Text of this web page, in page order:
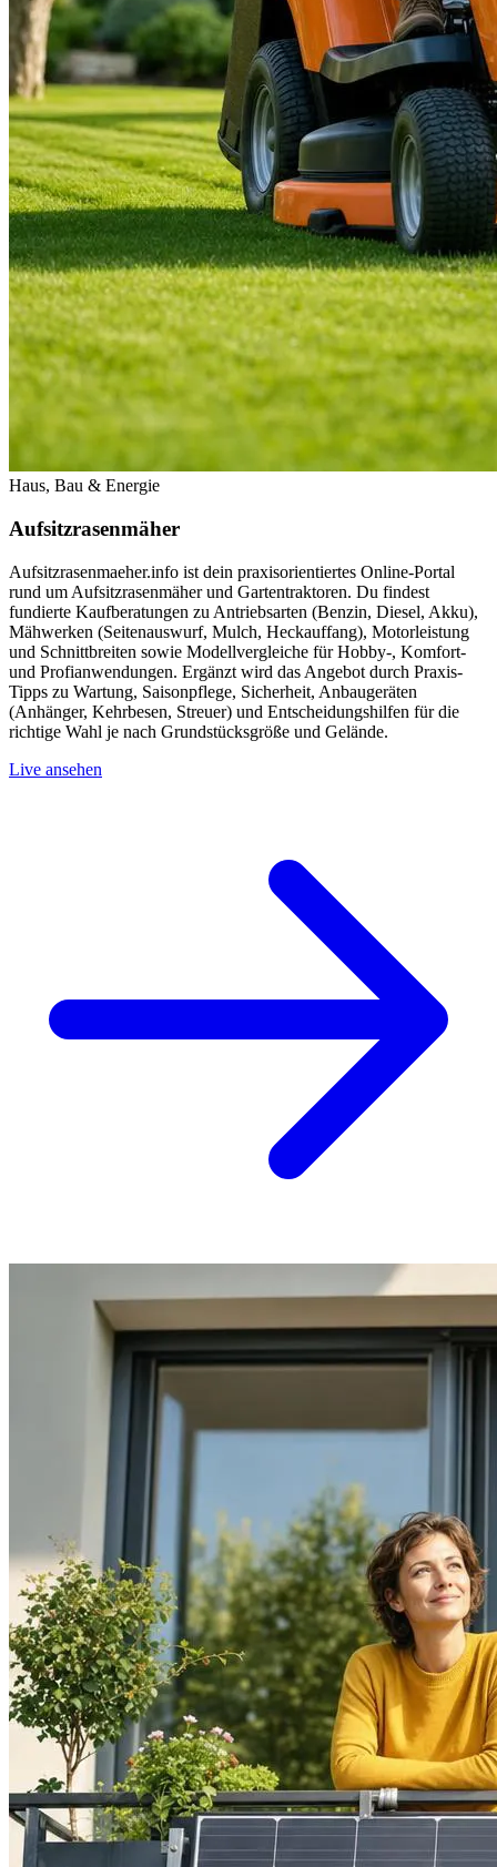
Haus, Bau & Energie
Aufsitzrasenmäher
Aufsitzrasenmaeher.info ist dein praxisorientiertes Online-Portal
rund um Aufsitzrasenmäher und Gartentraktoren. Du findest
fundierte Kaufberatungen zu Antriebsarten (Benzin, Diesel, Akku),
Mähwerken (Seitenauswurf, Mulch, Heckauffang), Motorleistung
und Schnittbreiten sowie Modellvergleiche für Hobby-, Komfort-
und Profianwendungen. Ergänzt wird das Angebot durch Praxis-
Tipps zu Wartung, Saisonpflege, Sicherheit, Anbaugeräten
(Anhänger, Kehrbesen, Streuer) und Entscheidungshilfen für die
richtige Wahl je nach Grundstücksgröße und Gelände.
Live ansehen